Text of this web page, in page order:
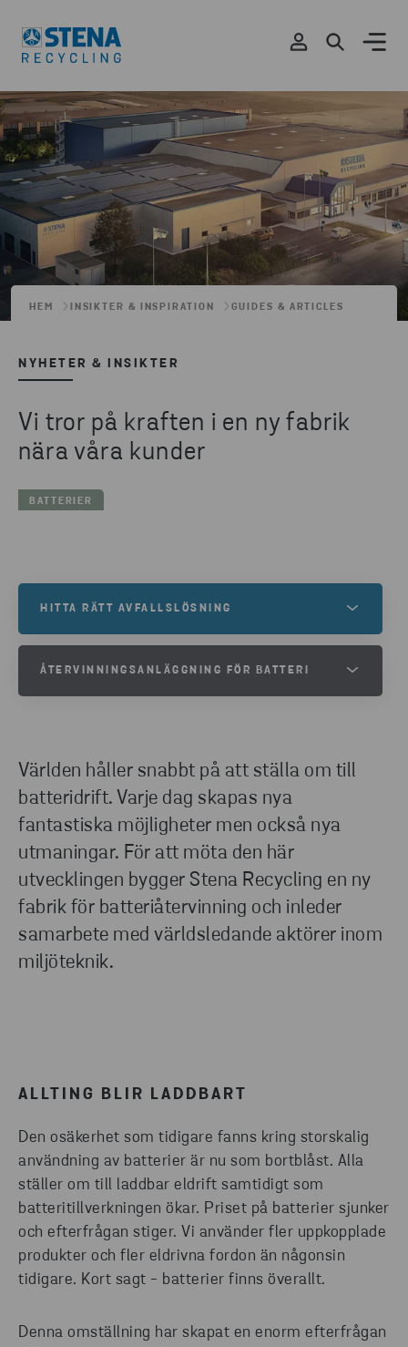
HEM INSIKTER & INSPIRATION GUIDES & ARTICLES
NYHETER & INSIKTER
Vi tror på kraften i en ny fabrik
nära våra kunder
BATTERIER
Världen håller snabbt på att ställa om till
batteridrift. Varje dag skapas nya
fantastiska möjligheter men också nya
utmaningar. För att möta den här
utvecklingen bygger Stena Recycling en ny
fabrik för batteriåtervinning och inleder
samarbete med världsledande aktörer inom
miljöteknik.
ALLTING BLIR LADDBART
Den osäkerhet som tidigare fanns kring storskalig
användning av batterier är nu som bortblåst. Alla
ställer om till laddbar eldrift samtidigt som
batteritillverkningen ökar. Priset på batterier sjunker
och efterfrågan stiger. Vi använder fler uppkopplade
produkter och fler eldrivna fordon än någonsin
tidigare. Kort sagt - batterier finns överallt.
Denna omställning har skapat en enorm efterfrågan
HITTA RÄTT AVFALLSLÖSNING
KONTAKTA OSS
ÅTERVINNINGSANLÄGGNING FÖR BATTERI
LADDA NER